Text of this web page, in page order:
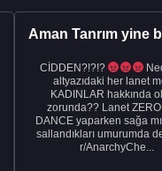
CİDDEN?!?!?
altyazıdaki her lanet
KADINLAR hakkında
zorunda?? Lanet ZERO
DANCE yaparken sağa
sallandıkları umurumda
r/AnarchyChe...